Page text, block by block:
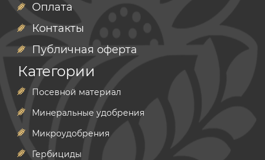
Оплата
Контакты
Публичная оферта
Категории
Посевной материал
Минеральные удобрения
Микроудобрения
Гербициды